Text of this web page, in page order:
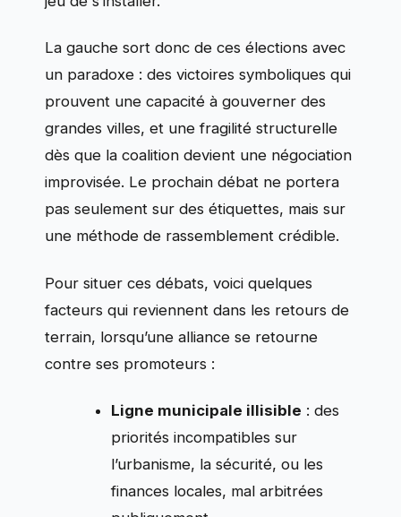
La gauche sort donc de ces élections avec
un paradoxe : des victoires symboliques qui
prouvent une capacité à gouverner des
grandes villes, et une fragilité structurelle
dès que la coalition devient une négociation
improvisée. Le prochain débat ne portera
pas seulement sur des étiquettes, mais sur
une méthode de rassemblement crédible.
Pour situer ces débats, voici quelques
facteurs qui reviennent dans les retours de
terrain, lorsqu’une alliance se retourne
contre ses promoteurs :
Ligne municipale illisible : des
priorités incompatibles sur
l’urbanisme, la sécurité, ou les
finances locales, mal arbitrées